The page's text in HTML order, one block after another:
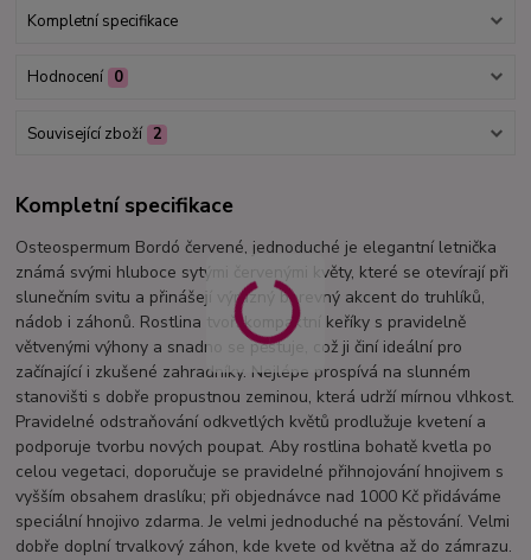
Kompletní specifikace
Hodnocení 0
Související zboží 2
Kompletní specifikace
Osteospermum Bordó červené, jednoduché je elegantní letnička
známá svými hluboce sytými červenými květy, které se otevírají při
slunečním svitu a přinášejí výrazný barevný akcent do truhlíků,
nádob i záhonů. Rostlina tvoří kompaktní keříky s pravidelně
větvenými výhony a snadno se pěstuje, což ji činí ideální pro
začínající i zkušené zahradníky. Nejlépe prospívá na slunném
stanovišti s dobře propustnou zeminou, která udrží mírnou vlhkost.
Pravidelné odstraňování odkvetlých květů prodlužuje kvetení a
podporuje tvorbu nových poupat. Aby rostlina bohatě kvetla po
celou vegetaci, doporučuje se pravidelné přihnojování hnojivem s
vyšším obsahem draslíku; při objednávce nad 1000 Kč přidáváme
speciální hnojivo zdarma. Je velmi jednoduché na pěstování. Velmi
dobře doplní trvalkový záhon, kde kvete od května až do zámrazu.